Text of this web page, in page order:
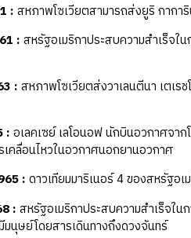
: สหภาพโซเวียตสามารถส่งยูริ กากา
: สหรัฐอเมริกาประสบความสำเร็จใ
: สหภาพโซเวียตส่งวาเลนตีนา เตเร
: อเลคเซย์ เลโอนอฟ นักบินอวกาศจา
คลื่อนไหวในอวกาศนอกยานอวกาศ
: ดาวเทียมมาริเนอร์ 4 ของสหรัฐอ
: สหรัฐอเมริกาประสบความสำเร็จใ
นุษย์โดยสารเดินทางถึงดวงจันทร์